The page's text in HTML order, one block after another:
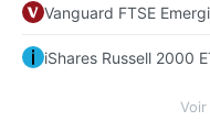
Vanguard FTSE
iShares Russell 2000